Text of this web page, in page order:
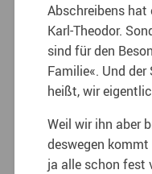
Abschreibens hat
Karl-Theodor.
sind für den
Familie«. Und
heißt, wir
Weil wir ihn aber
deswegen kommt
ja alle schon fest